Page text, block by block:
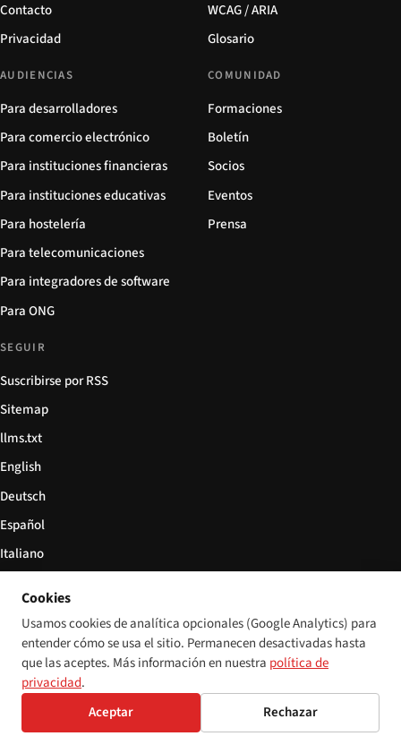
Contacto
Privacidad
WCAG / ARIA
Glosario
AUDIENCIAS
Para desarrolladores
Para comercio electrónico
Para instituciones financieras
Para instituciones educativas
Para hostelería
Para telecomunicaciones
Para integradores de software
Para ONG
COMUNIDAD
Formaciones
Boletín
Socios
Eventos
Prensa
SEGUIR
Suscribirse por RSS
Sitemap
llms.txt
English
Deutsch
Español
Italiano
© 2026 Disability World. Todos los derechos reservados. Configuración de cookies
DeutschEspañol 简体中文PolskiFrançais
Cookies
Usamos cookies de analítica opcionales (Google Analytics) para
entender cómo se usa el sitio. Permanecen desactivadas hasta
que las aceptes. Más información en nuestra política de
privacidad.
Aceptar
Rechazar